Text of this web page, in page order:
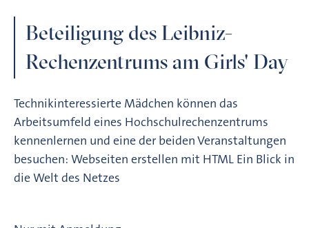
Beteiligung des Leibniz-
Rechenzentrums am Girls' Day
Technikinteressierte Mädchen können das
Arbeitsumfeld eines Hochschulrechenzentrums
kennenlernen und eine der beiden Veranstaltungen
besuchen: Webseiten erstellen mit HTML Ein Blick in
die Welt des Netzes